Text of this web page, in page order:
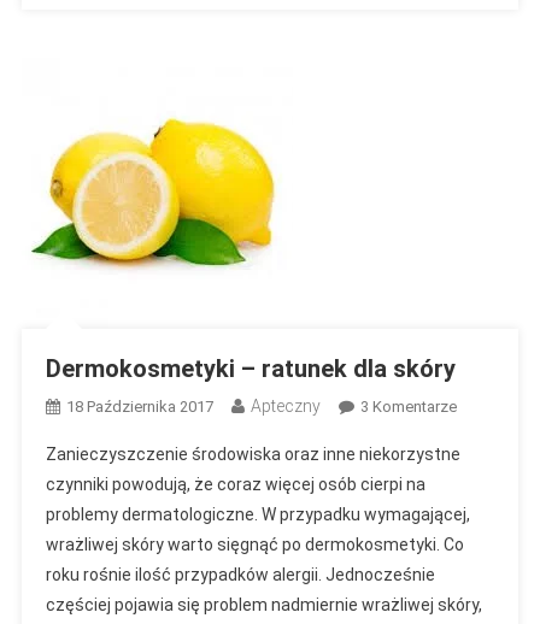
Dermokosmetyki – ratunek dla skóry
18 Października 2017 Apteczny 3 KomentarzeDo
–
Dla
Skóry
Zanieczyszczenie środowiska oraz inne niekorzystne
czynniki powodują, że coraz więcej osób cierpi na
problemy dermatologiczne. W przypadku wymagającej,
wrażliwej skóry warto sięgnąć po dermokosmetyki. Co
roku rośnie ilość przypadków alergii. Jednocześnie
częściej pojawia się problem nadmiernie wrażliwej skóry,